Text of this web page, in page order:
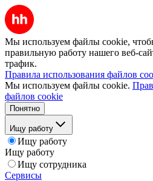
Мы используем файлы cookie,
правильную работу нашего веб-
трафик.
Правила использования файлов
Мы используем файлы cookie.
файлов cookie
Понятно
Ищу работу
Ищу работу
Ищу работу
Ищу сотрудника
Сервисы